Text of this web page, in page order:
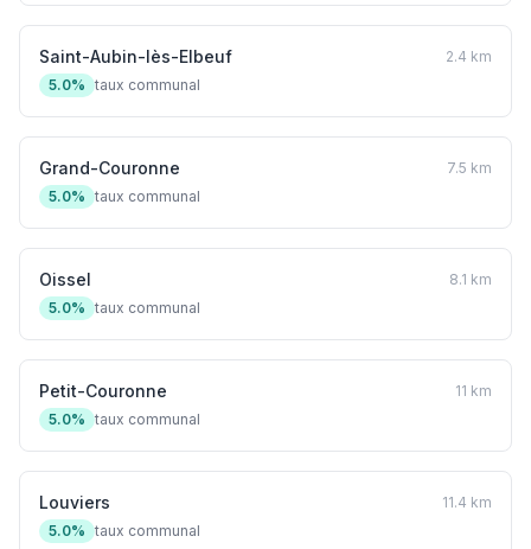
Saint-Aubin-lès-Elbeuf
2.4 km
5.0% taux communal
Grand-Couronne
7.5 km
5.0% taux communal
Oissel
8.1 km
5.0% taux communal
Petit-Couronne
11 km
5.0% taux communal
Louviers
11.4 km
5.0% taux communal